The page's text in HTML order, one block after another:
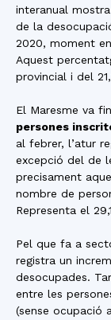
interanual
de la
2020, moment
Aquest
provincial i del
El Maresme va
persones
al febrer, l’atur
excepció del de
precisament
nombre de
Representa el
Pel que fa a
registra un
desocupades.
entre les
(sense ocupació